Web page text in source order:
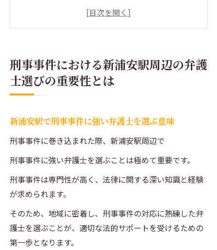
刑事事件の弁護士選びが人生に与える影響
経験豊富な弁護士が刑事事件で果たす役割
新浦安駅での弁護士選びで考慮すべき要素
心感
秘訣
不起訴を勝ち取るための弁護士の選び方
新浦安駅での不起訴成功事例から学ぶ
不起訴を目指す際の弁護士との効果的な連
携法
刑事事件で不起訴を実現するための戦略
弁護士の経験と知識が不起訴に与える影響
刑事事件における新浦安駅周辺の弁護
士選びの重要性とは
新浦安駅で刑事事件に強い弁護士を選ぶ意味
刑事事件に巻き込まれた際、新浦安駅周辺で
刑事事件に強い弁護士を選ぶことは極めて重要です。
刑事事件は専門性が高く、法律に関する深い知識と経験
が求められます。
そのため、地域に密着し、刑事事件の対応に熟練した弁
護士を選ぶことが、適切な法的サポートを受けるための
第一歩となります。